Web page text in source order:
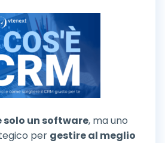
solo un software, ma uno
per gestire al meglio